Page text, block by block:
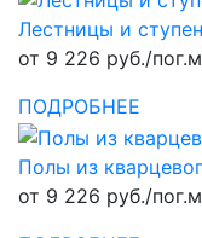
Лестницы и
от 9 226 руб./пог.м
ПОДРОБНЕЕ
Полы из
от 9 226 руб./пог.м